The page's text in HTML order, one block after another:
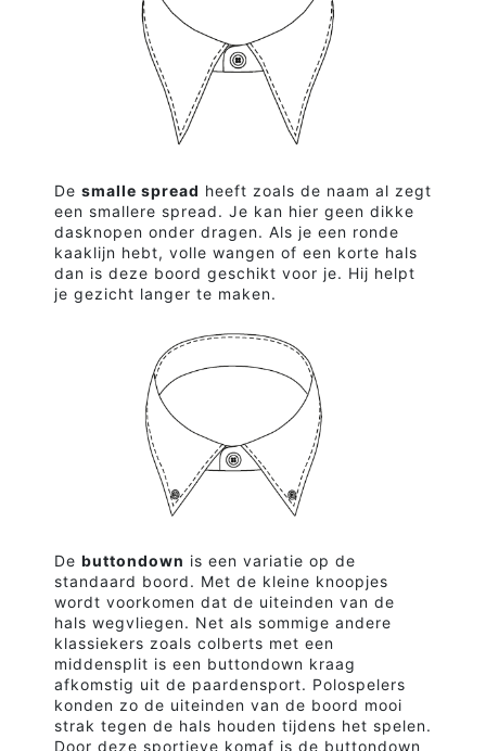
De smalle spread heeft zoals de naam al zegt
een smallere spread. Je kan hier geen dikke
dasknopen onder dragen. Als je een ronde
kaaklijn hebt, volle wangen of een korte hals
dan is deze boord geschikt voor je. Hij helpt
je gezicht langer te maken.
De buttondown is een variatie op de
standaard boord. Met de kleine knoopjes
wordt voorkomen dat de uiteinden van de
hals wegvliegen. Net als sommige andere
klassiekers zoals colberts met een
middensplit is een buttondown kraag
afkomstig uit de paardensport. Polospelers
konden zo de uiteinden van de boord mooi
strak tegen de hals houden tijdens het spelen.
Door deze sportieve komaf is de buttondown